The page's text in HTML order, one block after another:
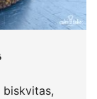
biskvitas,